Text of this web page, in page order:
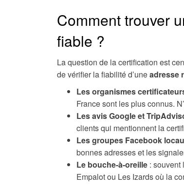
Comment trouver
fiable ?
La question de la certification est
de vérifier la fiabilité d’uneadresse
Les organismes
France sont les plus connus.
Les avis Google et
clients qui mentionnent la
Les groupes Facebook
bonnes adresses et les
Le bouche-à-oreille : souvent
Empalot ou Les Izards où la